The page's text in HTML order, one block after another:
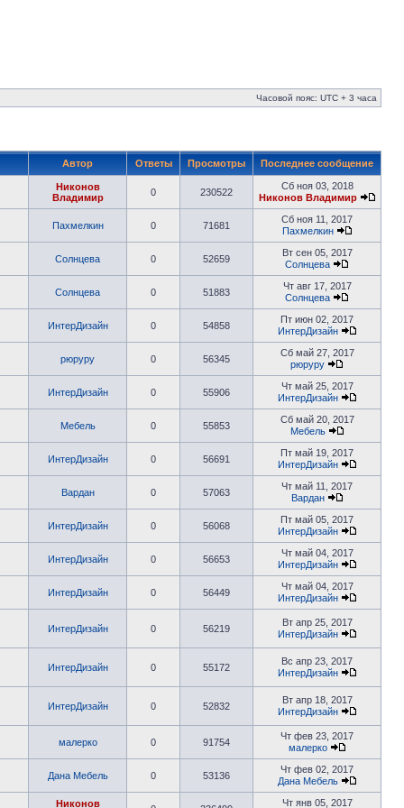
Часовой пояс: UTC + 3 часа
Автор Ответы Просмотры Последнее сообщение
Никонов
Владимир
0 230522
Сб ноя 03, 2018
Никонов Владимир
Пахмелкин 0 71681
Сб ноя 11, 2017
Пахмелкин
Солнцева 0 52659
Вт сен 05, 2017
Солнцева
Солнцева 0 51883
Чт авг 17, 2017
Солнцева
ИнтерДизайн 0 54858
Пт июн 02, 2017
ИнтерДизайн
рюруру 0 56345
Сб май 27, 2017
рюруру
ИнтерДизайн 0 55906
Чт май 25, 2017
ИнтерДизайн
Мебель 0 55853
Сб май 20, 2017
Мебель
ИнтерДизайн 0 56691
Пт май 19, 2017
ИнтерДизайн
Вардан 0 57063
Чт май 11, 2017
Вардан
ИнтерДизайн 0 56068
Пт май 05, 2017
ИнтерДизайн
ИнтерДизайн 0 56653
Чт май 04, 2017
ИнтерДизайн
ИнтерДизайн 0 56449
Чт май 04, 2017
ИнтерДизайн
ИнтерДизайн 0 56219
Вт апр 25, 2017
ИнтерДизайн
ИнтерДизайн 0 55172
Вс апр 23, 2017
ИнтерДизайн
ИнтерДизайн 0 52832
Вт апр 18, 2017
ИнтерДизайн
малерко 0 91754
Чт фев 23, 2017
малерко
Дана Мебель 0 53136
Чт фев 02, 2017
Дана Мебель
Никонов Чт янв 05, 2017